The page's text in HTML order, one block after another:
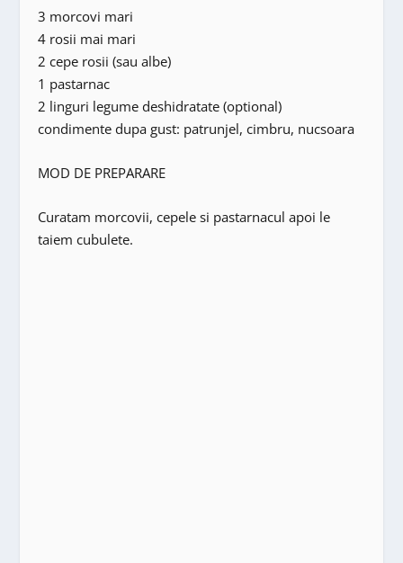
3 morcovi mari
4 rosii mai mari
2 cepe rosii (sau albe)
1 pastarnac
2 linguri legume deshidratate (optional)
condimente dupa gust: patrunjel, cimbru, nucsoara
MOD DE PREPARARE
Curatam morcovii, cepele si pastarnacul apoi le
taiem cubulete.